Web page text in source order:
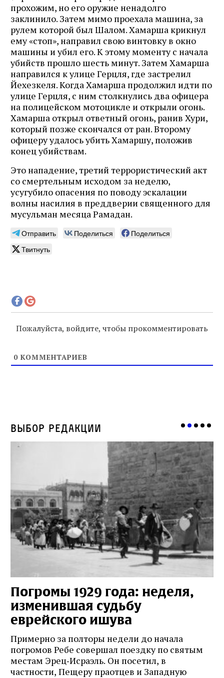
прохожим, но его оружие ненадолго
заклинило. Затем мимо проехала машина, за
рулем которой был Шалом. Хамарша крикнул
ему «стоп», направил свою винтовку в окно
машины и убил его. К этому моменту с начала
убийств прошло шесть минут. Затем Хамарша
направился к улице Герцля, где застрелил
Йехезкеля. Когда Хамарша продолжил идти по
улице Герцля, с ним столкнулись два офицера
на полицейском мотоцикле и открыли огонь.
Хамарша открыл ответный огонь, ранив Хури,
который позже скончался от ран. Второму
офицеру удалось убить Хамаршу, положив
конец убийствам.
Это нападение, третий террористический акт
со смертельным исходом за неделю,
усугубило опасения по поводу эскалации
волны насилия в преддверии священного для
мусульман месяца Рамадан.
Отправить Поделиться
Поделиться
Твитнуть
Пожалуйста, войдите, чтобы прокомментировать
0 КОММЕНТАРИЕВ
Выбор редакции
Погромы 1929 года: неделя,
изменившая судьбу
еврейского ишува
Примерно за полторы недели до начала
погромов Ребе совершал поездку по святым
местам Эрец‑Исраэль. Он посетил, в
частности, Пещеру праотцев и Западную